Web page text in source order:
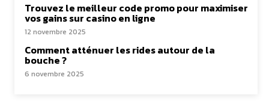
Trouvez le meilleur code promo pour maximiser
vos gains sur casino en ligne
12 novembre 2025
Comment atténuer les rides autour de la
bouche ?
6 novembre 2025